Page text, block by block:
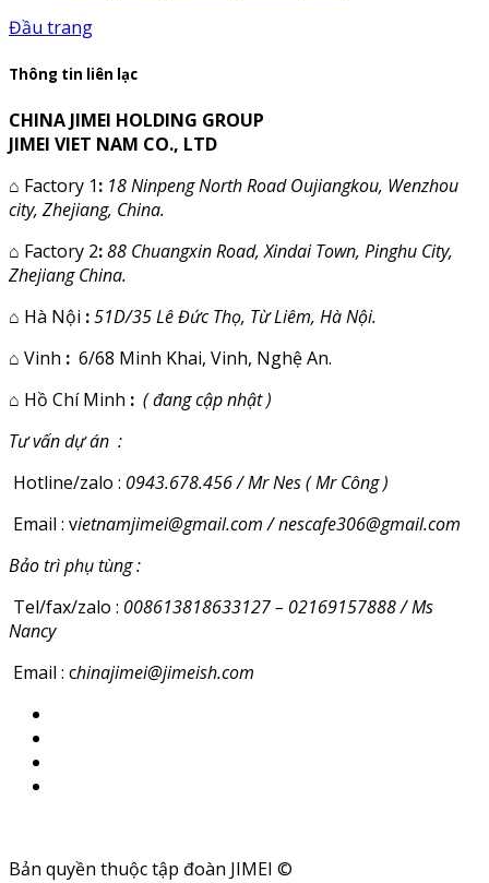
Đầu trang
Thông tin liên lạc
CHINA JIMEI HOLDING GROUP
JIMEI VIET NAM CO., LTD
⌂ Factory 1: 18 Ninpeng North Road Oujiangkou, Wenzhou
city, Zhejiang, China.
⌂ Factory 2:88 Chuangxin Road, Xindai Town, Pinghu City,
Zhejiang China.
⌂ Hà Nội :51D/35 Lê Đức Thọ, Từ Liêm, Hà Nội.
⌂ Vinh : 6/68 Minh Khai, Vinh, Nghệ An.
⌂ Hồ Chí Minh : ( đang cập nhật )
Tư vấn dự án :
Hotline/zalo : 0943.678.456 / Mr Nes ( Mr Công )
Email : vietnamjimei@gmail.com / nescafe306@gmail.com
Bảo trì phụ tùng :
Tel/fax/zalo : 008613818633127 – 02169157888 / Ms
Nancy
Email : chinajimei@jimeish.com
Bản quyền thuộc tập đoàn JIMEI ©